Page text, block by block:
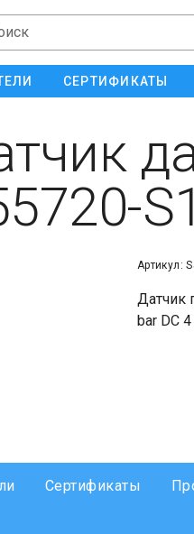
СЕРТИФИКАТЫ
Артикул:
Датчик
bar DC
Сертификаты